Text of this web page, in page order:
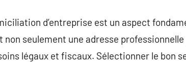
d’entreprise est un aspect
non seulement une adresse
légaux et fiscaux. Sélectionner le